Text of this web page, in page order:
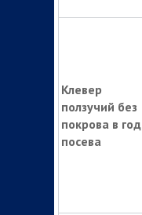
Клевер
ползучий без
покрова в год
посева